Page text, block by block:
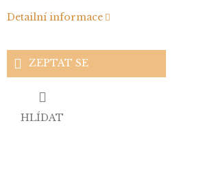
Detailní informace
ZEPTAT SE
HLÍDAT